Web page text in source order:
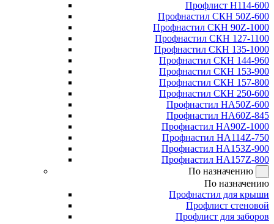
Профлист Н114-600
Профнастил СКН 50Z-600
Профнастил СКН 90Z-1000
Профнастил СКН 127-1100
Профнастил СКН 135-1000
Профнастил СКН 144-960
Профнастил СКН 153-900
Профнастил СКН 157-800
Профнастил СКН 250-600
Профнастил НА50Z-600
Профнастил НА60Z-845
Профнастил НА90Z-1000
Профнастил НА114Z-750
Профнастил НА153Z-900
Профнастил НА157Z-800
По назначению
По назначению
Профнастил для крыши
Профлист стеновой
Профлист для заборов